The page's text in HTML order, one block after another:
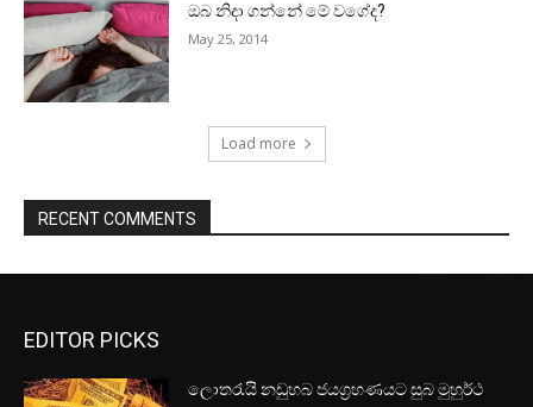
ඔබ නිදා ගන්නේ මේ වගේද?
May 25, 2014
Load more
RECENT COMMENTS
EDITOR PICKS
ලොතරැයි නඩුහබ ජයග්‍රහණයට සුබ මුහුර්ථ